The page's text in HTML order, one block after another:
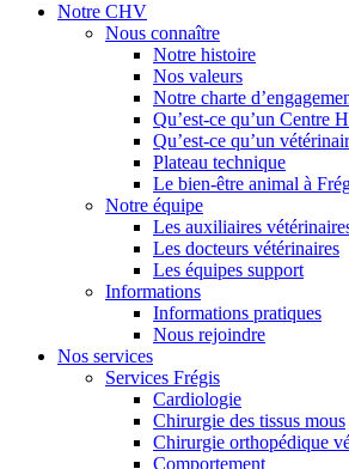
Notre CHV
Nous connaître
Notre histoire
Nos valeurs
Notre charte
Qu’est-ce qu’un Centre
Qu’est-ce qu’un
Plateau technique
Le bien-être animal à
Notre équipe
Les auxiliaires
Les docteurs vétérinaires
Les équipes support
Informations
Informations pratiques
Nous rejoindre
Nos services
Services Frégis
Cardiologie
Chirurgie des tissus mous
Chirurgie orthopédique
Comportement